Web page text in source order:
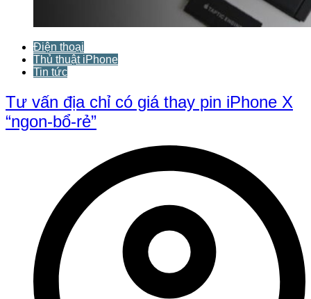
Điện thoại
Thủ thuật iPhone
Tin tức
Tư vấn địa chỉ có giá thay pin iPhone X
“ngon-bổ-rẻ”